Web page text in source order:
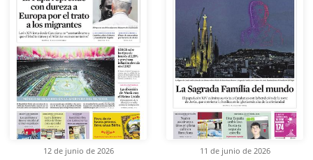
12 de junio de 2026 11 de junio de 2026